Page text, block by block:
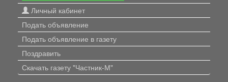
Личный кабинет
Подать объявление
Подать объявление в газету
Поздравить
Скачать газету "Частник-М"